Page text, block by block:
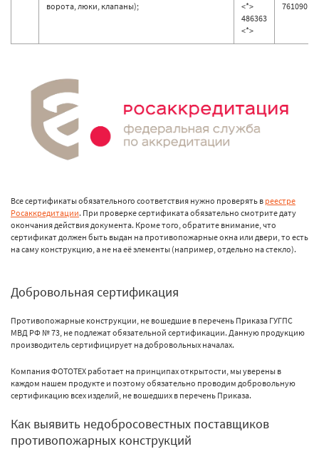
ворота, люки, клапаны);
<*>
486363
<*>
761090
Все сертификаты обязательного соответствия нужно проверять в реестре
Росаккредитации. При проверке сертификата обязательно смотрите дату
окончания действия документа. Кроме того, обратите внимание, что
сертификат должен быть выдан на противопожарные окна или двери, то есть
на саму конструкцию, а не на её элементы (например, отдельно на стекло).
Добровольная сертификация
Противопожарные конструкции, не вошедшие в перечень Приказа ГУГПС
МВД РФ № 73, не подлежат обязательной сертификации. Данную продукцию
производитель сертифицирует на добровольных началах.
Компания ФОТОТЕХ работает на принципах открытости, мы уверены в
каждом нашем продукте и поэтому обязательно проводим добровольную
сертификацию всех изделий, не вошедших в перечень Приказа.
Как выявить недобросовестных поставщиков
противопожарных конструкций